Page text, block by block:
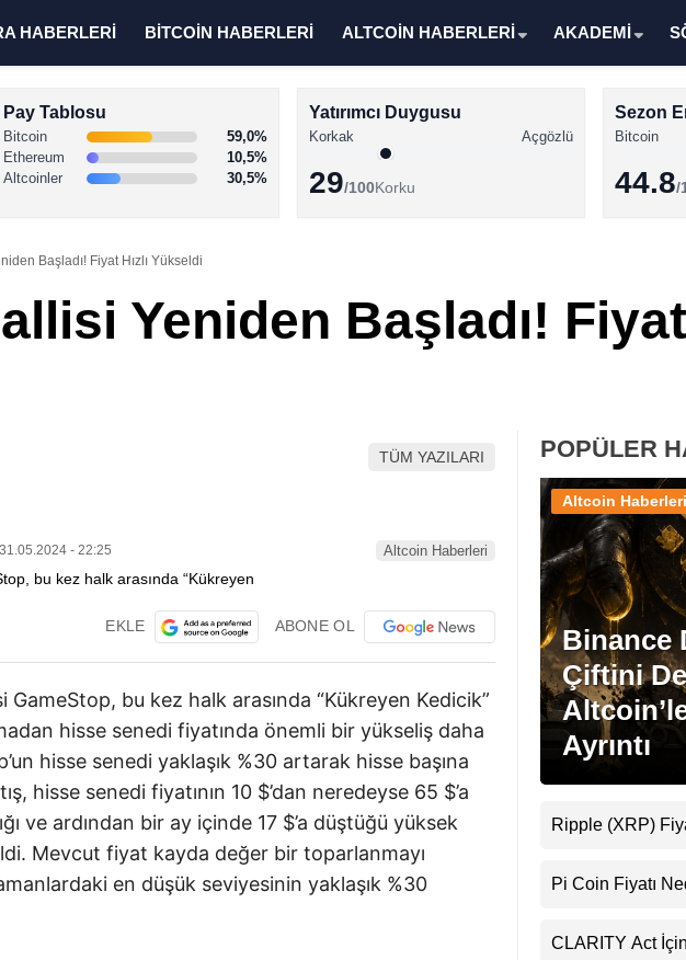
HABERLERİ BİTCOİN HABERLERİ ALTCOİN HABERLERİ AKADEMİ
Pay Tablosu
Bitcoin
59,0%
Ethereum
10,5%
Altcoinler
30,5%
Yatırımcı Duygusu
Korkak Açgözlü
29/100Korku
Sezon
Bitcoin
44.8/
Başladı! Fiyat Hızlı Yükseldi
Yeniden Başladı! Fiyat
TÜM YAZILARI
- 22:25 Altcoin Haberleri
EKLE ABONE OL
bu kez halk arasında “Kükreyen Kedicik”
hisse senedi fiyatında önemli bir yükseliş daha
hisse senedi yaklaşık %30 artarak hisse başına
hisse senedi fiyatının 10 $’dan neredeyse 65 $’a
ve ardından bir ay içinde 17 $’a düştüğü yüksek
Mevcut fiyat kayda değer bir toparlanmayı
en düşük seviyesinin yaklaşık %30
POPÜLER
Binance
Çiftini
Ayrıntı
Altcoin Haberleri
Ripple (XRP)
Uyarı
Pi Coin Fiyatı
Destekledi
CLARITY Act